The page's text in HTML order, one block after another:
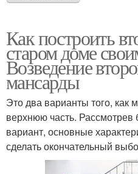
Как построить
старом доме
Возведение
мансарды
Это два варианты того, как
верхнюю часть. Рассмотрев
вариант, основные
сделать окончательный